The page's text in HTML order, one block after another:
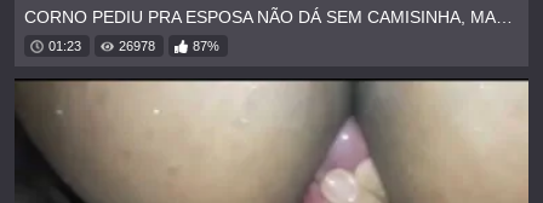
01:23 26978 87%